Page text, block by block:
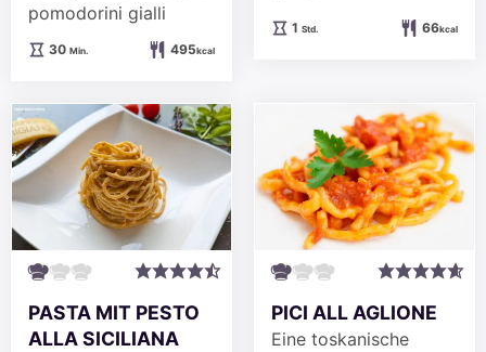
pomodorini gialli
30Minuten
Min. 495kcal
1Stunde
Std. 66kcal
PASTA MIT PESTO
ALLA SICILIANA
PICI ALL AGLIONE
Eine toskanische